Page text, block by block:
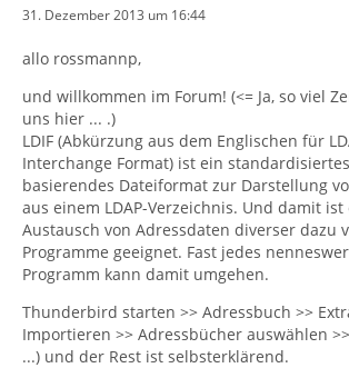
31. Dezember 2013 um 16:44
allo rossmannp,
und willkommen im Forum! (<= Ja, so viel
uns hier ... .)
LDIF (Abkürzung aus dem Englischen für
Interchange Format) ist ein standardisiertes
basierendes Dateiformat zur Darstellung
aus einem LDAP-Verzeichnis. Und damit
Austausch von Adressdaten diverser dazu
Programme geeignet. Fast jedes
Programm kann damit umgehen.
Thunderbird starten >> Adressbuch >>
Importieren >> Adressbücher auswählen
...) und der Rest ist selbsterklärend.